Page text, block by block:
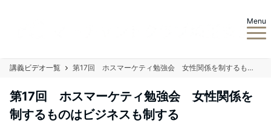
Menu
講義ビデオ一覧 第17回 ホスマーケティ勉強会 女性関係を制するものはビジネスも制する
第17回 ホスマーケティ勉強会 女性関係を
制するものはビジネスも制する